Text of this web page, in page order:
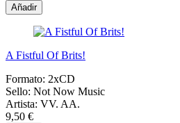
Añadir
A Fistful Of Brits!
Formato: 2xCD
Sello: Not Now Music
Artista: VV. AA.
9,50 €